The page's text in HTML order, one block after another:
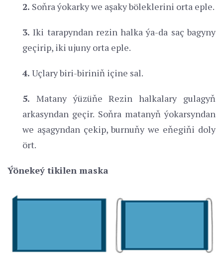
2. Soňra ýokarky we aşaky böleklerini orta eple.
3. Iki tarapyndan rezin halka ýa-da saç bagyny
geçirip, iki ujuny orta eple.
4. Uçlary biri-biriniň içine sal.
5. Matany ýüzüňe Rezin halkalary gulagyň
arkasyndan geçir. Soňra matanyň ýokarsyndan
we aşagyndan çekip, burnuňy we eňegiňi doly
ört.
Ýönekeý tikilen maska